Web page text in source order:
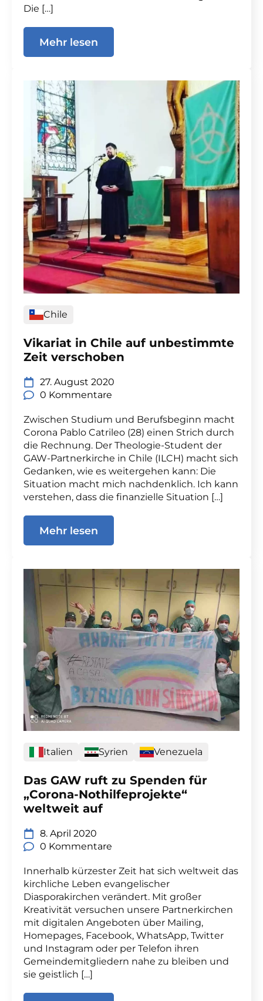
Die […]
Mehr lesen
Chile
Vikariat in Chile auf unbestimmte
Zeit verschoben
27. August 2020
0 Kommentare
Zwischen Studium und Berufsbeginn macht
Corona Pablo Catrileo (28) einen Strich durch
die Rechnung. Der Theologie-Student der
GAW-Partnerkirche in Chile (ILCH) macht sich
Gedanken, wie es weitergehen kann: Die
Situation macht mich nachdenklich. Ich kann
verstehen, dass die finanzielle Situation […]
Mehr lesen
Italien Syrien Venezuela
Das GAW ruft zu Spenden für
„Corona-Nothilfeprojekte“
weltweit auf
8. April 2020
0 Kommentare
Innerhalb kürzester Zeit hat sich weltweit das
kirchliche Leben evangelischer
Diasporakirchen verändert. Mit großer
Kreativität versuchen unsere Partnerkirchen
mit digitalen Angeboten über Mailing,
Homepages, Facebook, WhatsApp, Twitter
und Instagram oder per Telefon ihren
Gemeindemitgliedern nahe zu bleiben und
sie geistlich […]